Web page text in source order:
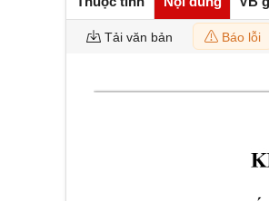
Tải văn bản Báo lỗi